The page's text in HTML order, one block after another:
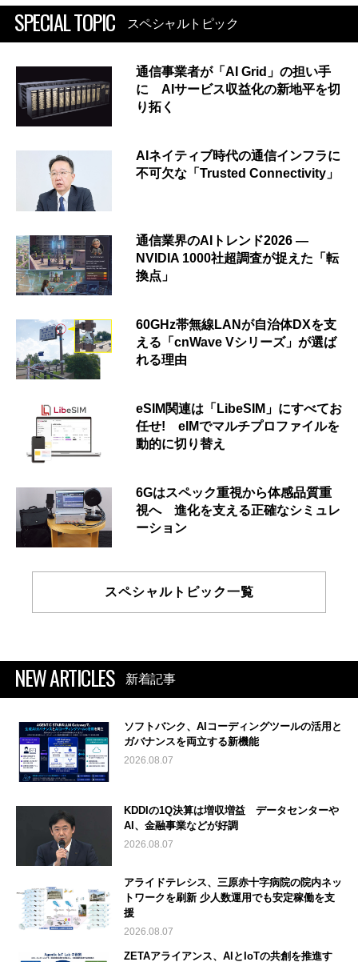
SPECIAL TOPIC スペシャルトピック
通信事業者が「AI Grid」の担い手
に AIサービス収益化の新地平を切
り拓く
AIネイティブ時代の通信インフラに
不可欠な「Trusted Connectivity」
通信業界のAIトレンド2026 ―
NVIDIA 1000社超調査が捉えた「転
換点」
60GHz帯無線LANが自治体DXを支
える「cnWave Vシリーズ」が選ば
れる理由
eSIM関連は「LibeSIM」にすべてお
任せ! eIMでマルチプロファイルを
動的に切り替え
6Gはスペック重視から体感品質重
視へ 進化を支える正確なシミュレ
ーション
スペシャルトピック一覧
NEW ARTICLES 新着記事
ソフトバンク、AIコーディングツールの活用と
ガバナンスを両立する新機能
2026.08.07
KDDIの1Q決算は増収増益 データセンターや
AI、金融事業などが好調
2026.08.07
アライドテレシス、三原赤十字病院の院内ネッ
トワークを刷新 少人数運用でも安定稼働を支
援
2026.08.07
ZETAアライアンス、AIとIoTの共創を推進す